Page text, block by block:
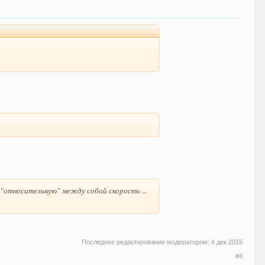
"относительную" между собой скорость ...
Последнее редактирование модератором: 4 дек 2015
#4